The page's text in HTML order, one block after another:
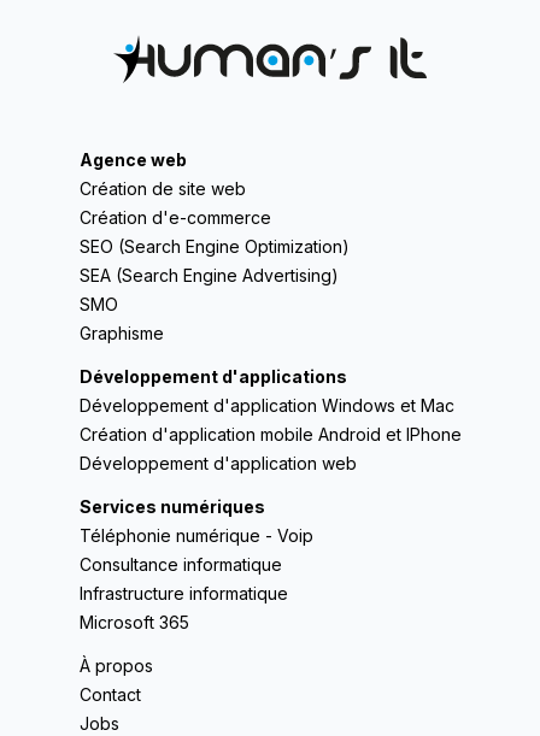
Agence web
Création de site web
Création d'e-commerce
SEO (Search Engine Optimization)
SEA (Search Engine Advertising)
SMO
Graphisme
Développement d'applications
Développement d'application Windows et Mac
Création d'application mobile Android et IPhone
Développement d'application web
Services numériques
Téléphonie numérique - Voip
Consultance informatique
Infrastructure informatique
Microsoft 365
À propos
Contact
Jobs